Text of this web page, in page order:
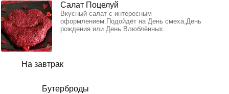
На завтрак
Бутерброды
Салат Поцелуй
Вкусный салат с интересным
оформлением.Подойдёт на День смеха,День
рождения или День Влюблённых.